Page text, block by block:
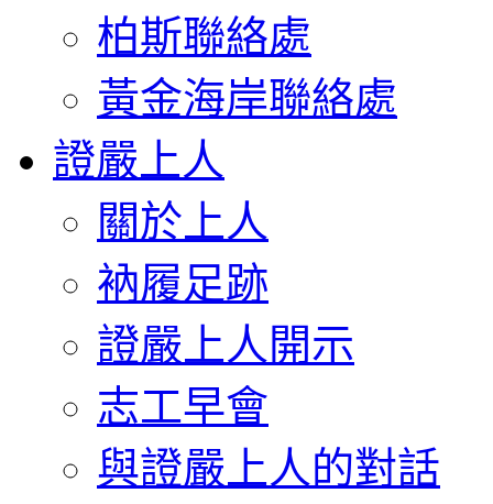
柏斯聯絡處
黃金海岸聯絡處
證嚴上人
關於上人
衲履足跡
證嚴上人開示
志工早會
與證嚴上人的對話